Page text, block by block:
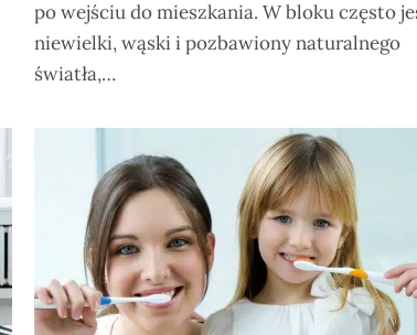
po wejściu do mieszkania. W bloku często
niewielki, wąski i pozbawiony naturalnego
światła,…